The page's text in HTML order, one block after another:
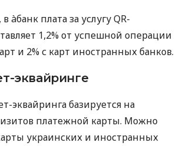
àбанк плата за услугу QR-
1,2% от успешной операции
и 2% с карт иностранных банков.
эквайринге
эквайринга базируется на
платежной карты. Можно
украинских и иностранных